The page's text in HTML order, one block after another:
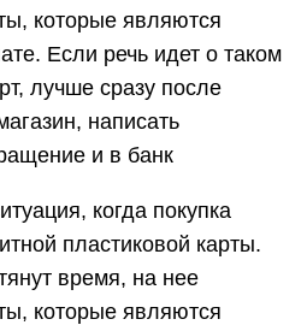
которые являются
Если речь идет о таком
лучше сразу после
написать
и в банк
когда покупка
пластиковой карты.
время, на нее
которые являются